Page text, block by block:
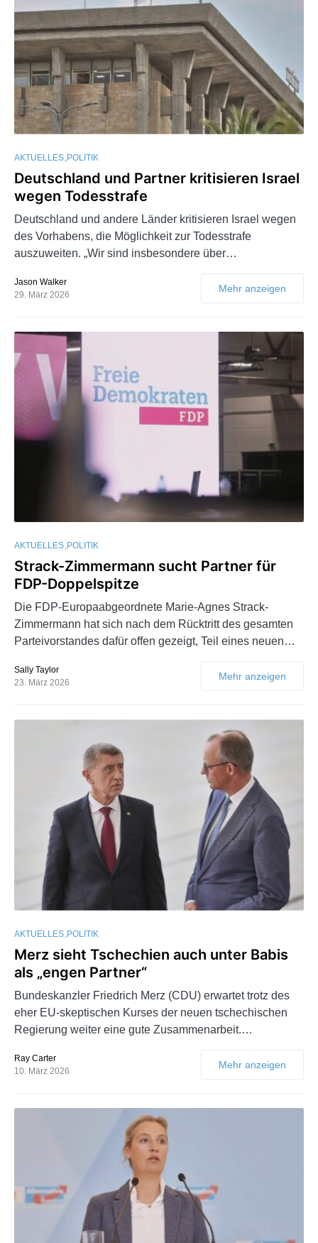
AKTUELLES POLITIK
Deutschland und Partner kritisieren Israel
wegen Todesstrafe
Deutschland und andere Länder kritisieren Israel wegen
des Vorhabens, die Möglichkeit zur Todesstrafe
auszuweiten. „Wir sind insbesondere über…
Jason Walker
29. März 2026
Mehr anzeigen
AKTUELLES POLITIK
Strack-Zimmermann sucht Partner für
FDP-Doppelspitze
Die FDP-Europaabgeordnete Marie-Agnes Strack-
Zimmermann hat sich nach dem Rücktritt des gesamten
Parteivorstandes dafür offen gezeigt, Teil eines neuen…
Sally Taylor
23. März 2026
Mehr anzeigen
AKTUELLES POLITIK
Merz sieht Tschechien auch unter Babis
als „engen Partner“
Bundeskanzler Friedrich Merz (CDU) erwartet trotz des
eher EU-skeptischen Kurses der neuen tschechischen
Regierung weiter eine gute Zusammenarbeit.…
Ray Carter
10. März 2026
Mehr anzeigen